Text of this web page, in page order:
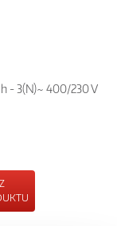
- 3(N)~ 400/230 V